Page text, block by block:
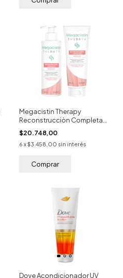
Megacistin Therapy
Reconstrucciòn Completa
SET
$20.748,00
6 x $3.458,00 sin interés
Dove Acondicionador UV